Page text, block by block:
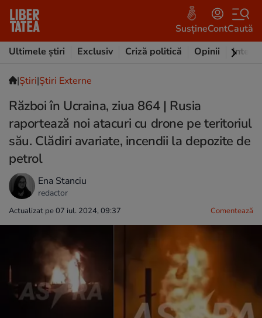
SusțineContCaută
Ultimele știri
Exclusiv Criză politică Opinii
|Ştiri|Știri Externe
Război în Ucraina, ziua 864 | Rusia
raportează noi atacuri cu drone pe teritoriul
său. Clădiri avariate, incendii la depozite de
petrol
Ena Stanciu
redactor
Actualizat pe 07 iul. 2024, 09:37 Comentează